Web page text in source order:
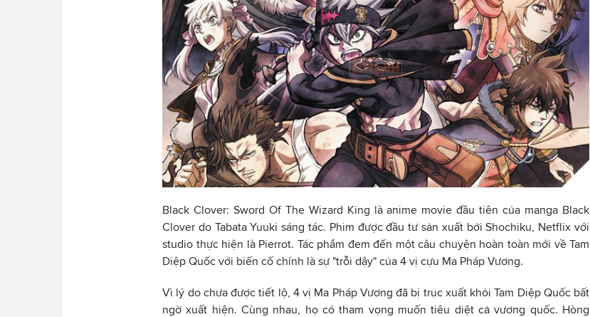
Black Clover: Sword Of The Wizard King là anime movie đầu tiên của manga Black
Clover do Tabata Yuuki sáng tác. Phim được đầu tư sản xuất bởi Shochiku, Netflix với
studio thực hiện là Pierrot. Tác phẩm đem đến một câu chuyện hoàn toàn mới về Tam
Diệp Quốc với biến cố chính là sự "trỗi dậy" của 4 vị cựu Ma Pháp Vương.
Vì lý do chưa được tiết lộ, 4 vị Ma Pháp Vương đã bị trục xuất khỏi Tam Diệp Quốc bất
ngờ xuất hiện. Cùng nhau, họ có tham vọng muốn tiêu diệt cả vương quốc. Hòng